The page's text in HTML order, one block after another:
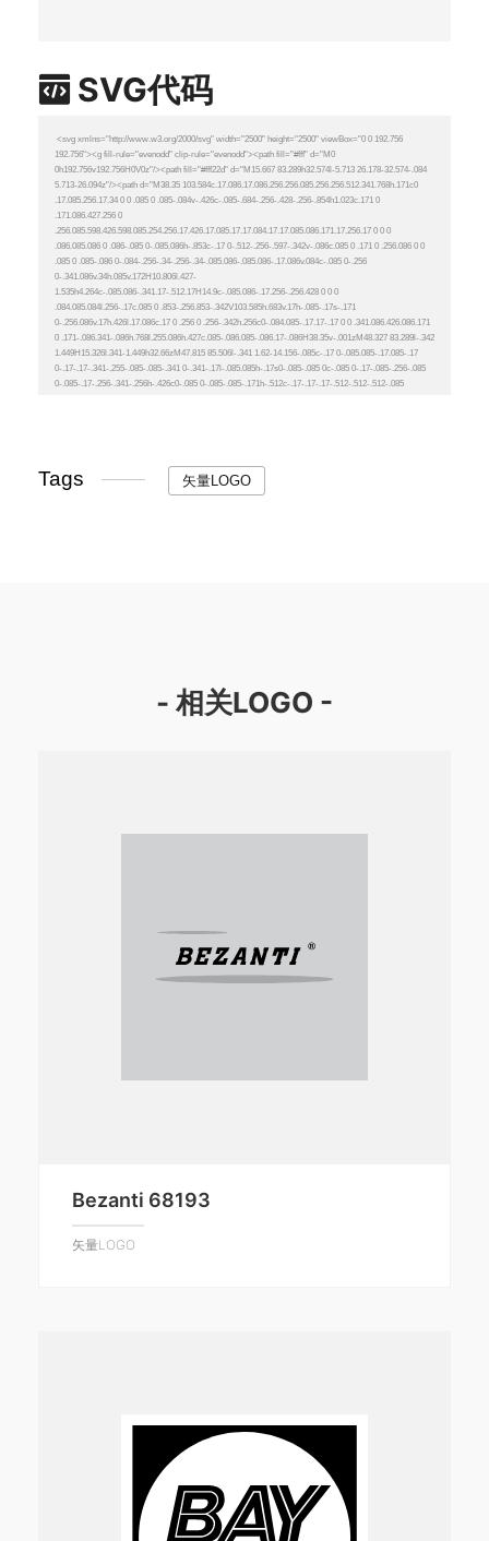
SVG代码
Tags 矢量LOGO
- 相关LOGO -
Bezanti 68193
矢量LOGO